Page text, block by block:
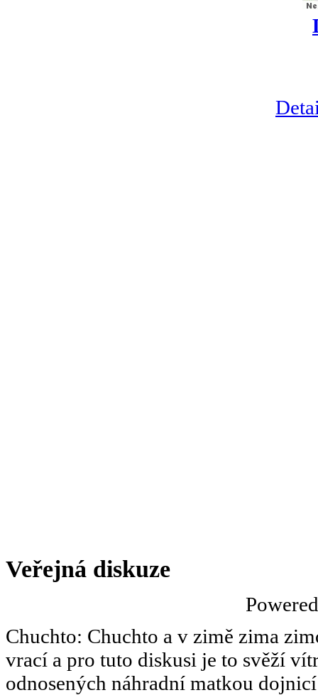
Veřejná diskuze
Chuchto: Chuchto a v zimě zima
vrací a pro tuto diskusi je to svěží
odnosených náhradní matkou